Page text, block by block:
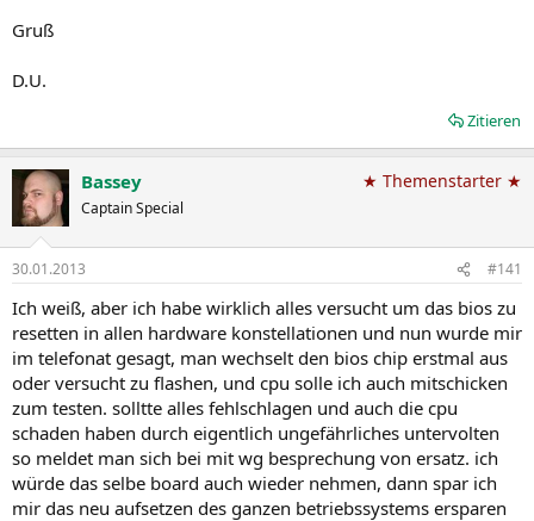
Gruß
D.U.
Zitieren
Bassey
Captain Special
★ Themenstarter ★
30.01.2013 #141
Ich weiß, aber ich habe wirklich alles versucht um das bios zu
resetten in allen hardware konstellationen und nun wurde mir
im telefonat gesagt, man wechselt den bios chip erstmal aus
oder versucht zu flashen, und cpu solle ich auch mitschicken
zum testen. solltte alles fehlschlagen und auch die cpu
schaden haben durch eigentlich ungefährliches untervolten
so meldet man sich bei mit wg besprechung von ersatz. ich
würde das selbe board auch wieder nehmen, dann spar ich
mir das neu aufsetzen des ganzen betriebssystems ersparen